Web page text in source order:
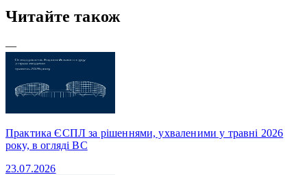
Читайте також
—
Практика ЄСПЛ за рішеннями, ухваленими у травні 2026
року, в огляді ВС
23.07.2026